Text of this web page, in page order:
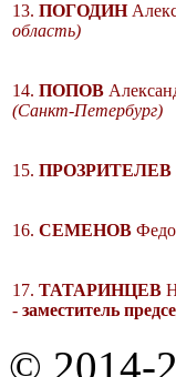
13. ПОГОДИН
область)
14. ПОПОВ
(Санкт-Петербург)
15. ПРОЗРИТЕЛЕВ
16. СЕМЕНОВ
17. ТАТАРИНЦЕВ
- заместитель
© 2014-